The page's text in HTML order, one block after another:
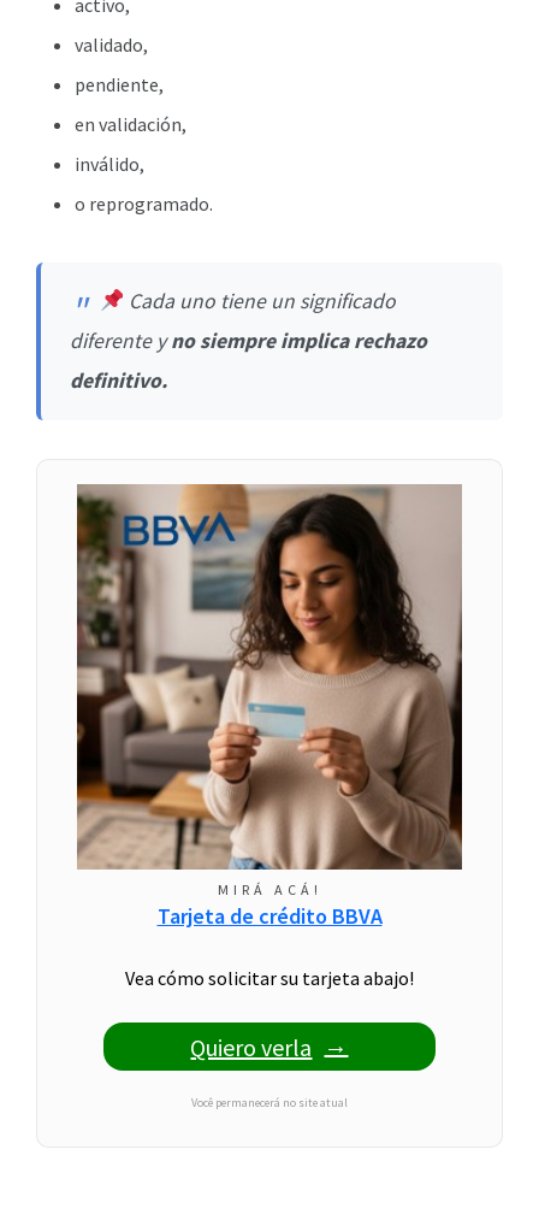
activo,
validado,
pendiente,
en validación,
inválido,
o reprogramado.
Cada uno tiene un significado
diferente yno siempre implica rechazo
definitivo.
MIRÁ ACÁ!
Tarjeta de crédito BBVA
Vea cómo solicitar su tarjeta abajo!
Quiero verla
Você permanecerá no site atual